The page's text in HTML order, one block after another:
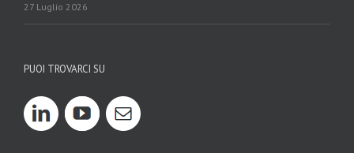
27 Luglio 2026
PUOI TROVARCI SU